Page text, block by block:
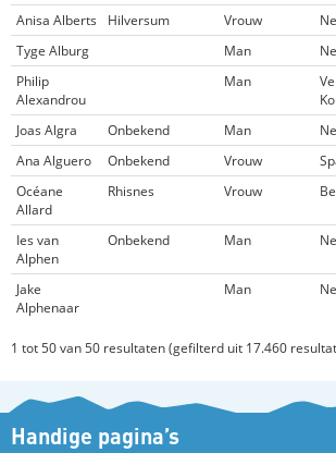
Anisa Alberts Hilversum Vrouw
Tyge Alburg
Man
Philip
Alexandrou
Man
Joas Algra
Onbekend Man
Ana Alguero
Onbekend Vrouw
Océane
Allard
Rhisnes Vrouw
Ies van
Alphen
Onbekend Man
Jake
Alphenaar
Man
1 tot 50 van 50 resultaten (gefilterd uit 17.460
Handige pagina’s